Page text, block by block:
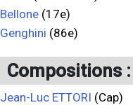
Bellone (17e)
Genghini (86e)
Compositions :
Jean-Luc ETTORI (Cap)